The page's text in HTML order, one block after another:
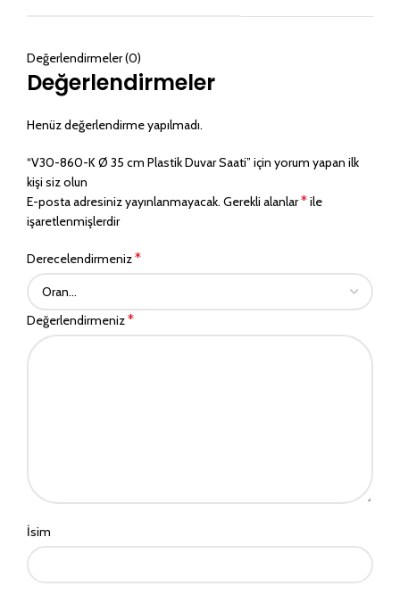
Değerlendirmeler (0)
Değerlendirmeler
Henüz değerlendirme yapılmadı.
“V30-860-K Ø 35 cm Plastik Duvar Saati” için yorum yapan ilk
kişi siz olun
E-posta adresiniz yayınlanmayacak. Gerekli alanlar*ile
işaretlenmişlerdir
Derecelendirmeniz*
Değerlendirmeniz*
İsim